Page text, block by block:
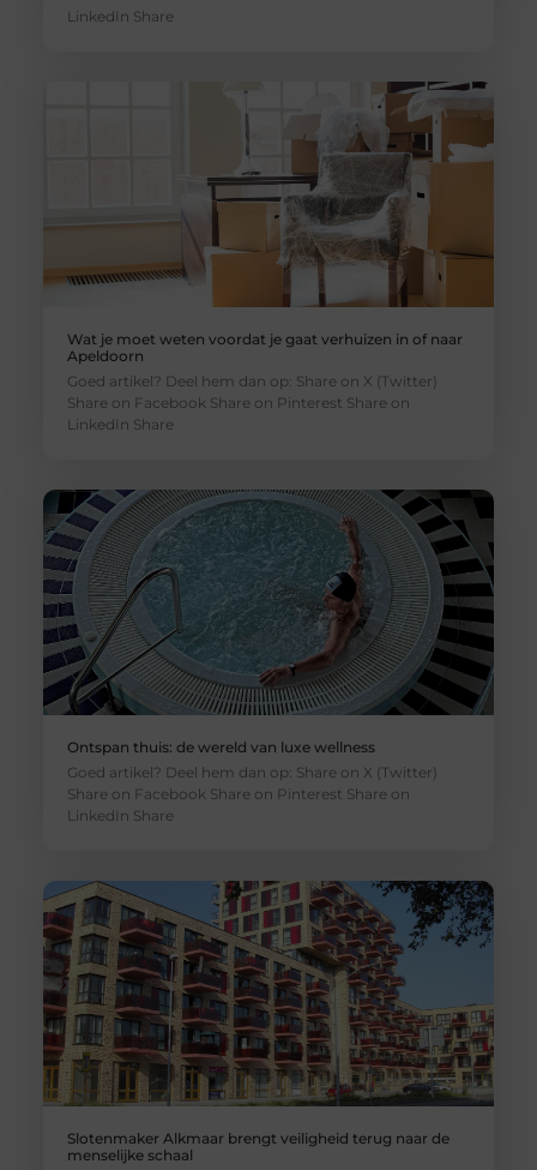
LinkedIn Share
Wat je moet weten voordat je gaat verhuizen in of naar
Apeldoorn
Goed artikel? Deel hem dan op: Share on X (Twitter)
Share on Facebook Share on Pinterest Share on
LinkedIn Share
Ontspan thuis: de wereld van luxe wellness
Goed artikel? Deel hem dan op: Share on X (Twitter)
Share on Facebook Share on Pinterest Share on
LinkedIn Share
Slotenmaker Alkmaar brengt veiligheid terug naar de
menselijke schaal